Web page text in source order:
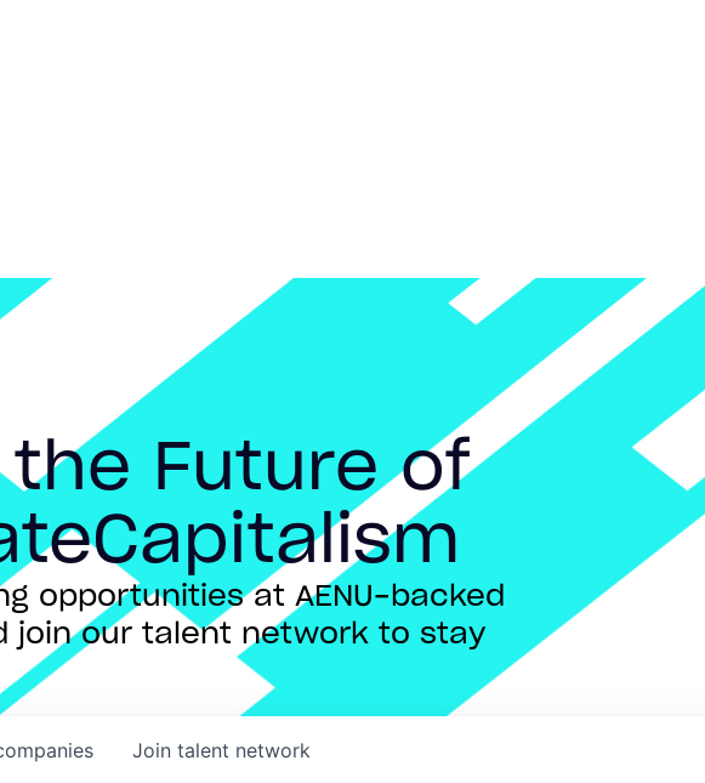
the Future of
opportunities at AENU-backed
join our talent network to stay
Join talent network